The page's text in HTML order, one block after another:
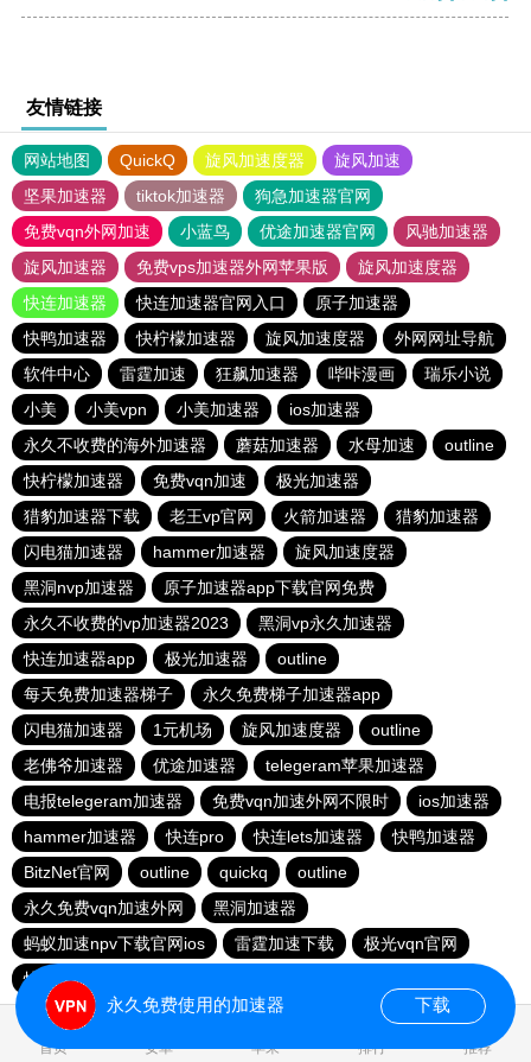
友情链接
网站地图 QuickQ 旋风加速度器
旋风加速
坚果加速器
tiktok加速器
狗急加速器官网
免费vqn外网加速
小蓝鸟 优途加速器官网
风驰加速器
旋风加速器
免费vps加速器外网苹果版
旋风加速度器
快连加速器
快连加速器官网入口
原子加速器
快鸭加速器
快柠檬加速器 旋风加速度器
外网网址导航
软件中心
雷霆加速 狂飙加速器 哔咔漫画
瑞乐小说
小美
小美vpn 小美加速器
ios加速器
永久不收费的海外加速器
蘑菇加速器 水母加速
outline
快柠檬加速器
免费vqn加速
极光加速器
猎豹加速器下载
老王vp官网 火箭加速器
猎豹加速器
闪电猫加速器
hammer加速器
旋风加速度器
黑洞nvp加速器
原子加速器app下载官网免费
永久不收费的vp加速器2023
黑洞vp永久加速器
快连加速器app
极光加速器
outline
每天免费加速器梯子
永久免费梯子加速器app
闪电猫加速器
1元机场 旋风加速度器
outline
老佛爷加速器
优途加速器
telegeram苹果加速器
电报telegeram加速器
免费vqn加速外网不限时
ios加速器
hammer加速器
快连pro 快连lets加速器
快鸭加速器
BitzNet官网
outline quickq
outline
永久免费vqn加速外网
黑洞加速器
蚂蚁加速npv下载官网ios
雷霆加速下载
极光vqn官网
快柠檬app下载
首页 安卓 苹果 排行 推荐
永久免费使用的加速器 下载
0.016279s